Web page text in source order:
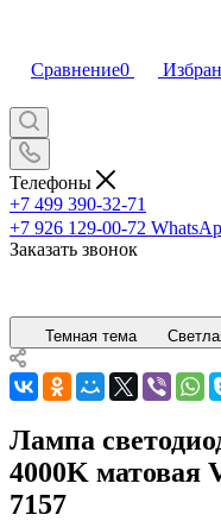
Сравнение0
Телефоны
+7 499 390-32-71
+7 926 129-00-72
Заказать звонок
Темная тема
Лампа
4000K матовая
7157